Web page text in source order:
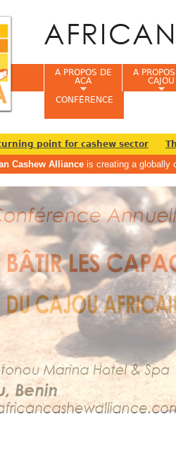
A PROPOS DE
ACA
A
CAJOU
CONFÉRENCE
point for cashew sector
Cashew Allianceis creating a globally